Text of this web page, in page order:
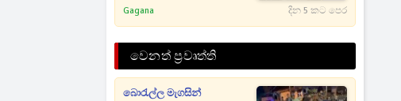
කළින් කට ඇරපු පූජිත් හඬා
Gagana දින 5 කට පෙර
වෙනත් ප්‍රවෘත්ති
බොරැල්ල මැගසින්